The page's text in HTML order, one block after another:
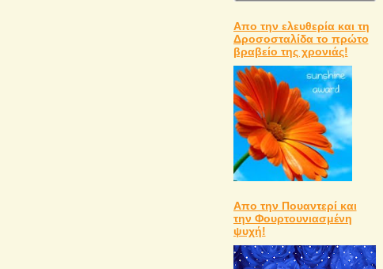
Απο την ελευθερία και τη
Δροσοσταλίδα το πρώτο
βραβείο της χρονιάς!
Απο την Πουαντερί και
την Φουρτουνιασμένη
ψυχή!